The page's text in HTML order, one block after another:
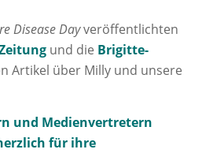
Disease Dayveröffentlichten
und die Brigitte-
Artikel über Milly und unsere
und Medienvertretern
für ihre